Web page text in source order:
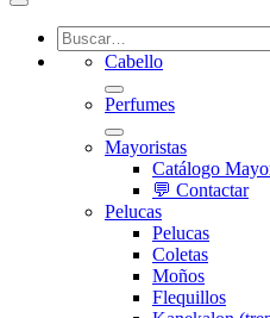
Cabello
Perfumes
Mayoristas
Catálogo
💬 Contactar
Pelucas
Pelucas
Coletas
Moños
Flequillos